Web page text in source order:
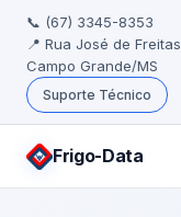
📞 (67) 3345-8353
📍 Rua José de
Campo Grande/MS
Suporte Técnico
Frigo-Data